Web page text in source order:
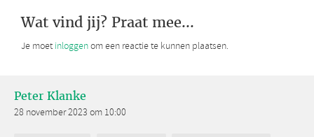
Wat vind jij? Praat mee...
Je moet inloggenom een reactie te kunnen plaatsen.
Peter Klanke
28 november 2023 om 10:00